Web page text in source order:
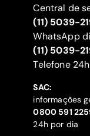
Central de
(11) 5039-
WhatsApp
(11) 5039-
‍Telefone
SAC:
informações
‍0800 591
24h por dia